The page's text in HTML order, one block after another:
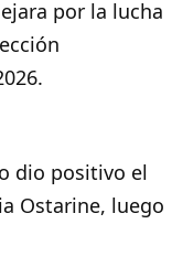
por la lucha
dio positivo el
Ostarine, luego